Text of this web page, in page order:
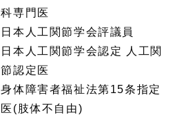
科専門医
日本人工関節学会評議員
日本人工関節学会認定 人工関
節認定医
身体障害者福祉法第15条指定
医(肢体不自由)